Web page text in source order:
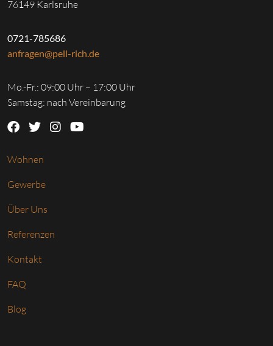
76149 Karlsruhe
0721-785686
anfragen@pell-rich.de
Mo.-Fr.: 09:00 Uhr – 17:00 Uhr
Samstag: nach Vereinbarung
Wohnen
Gewerbe
Über Uns
Referenzen
Kontakt
FAQ
Blog